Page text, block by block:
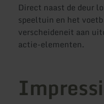
Direct naast de deur
speeltuin en het
verscheideneit aan
actie-elementen.